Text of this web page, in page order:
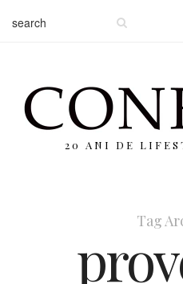
20 ANI DE
Tag